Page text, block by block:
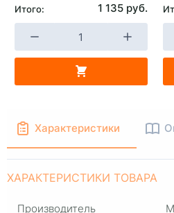
Итого: 1 135 руб.
Характеристики
ХАРАКТЕРИСТИКИ ТОВАРА
Производитель